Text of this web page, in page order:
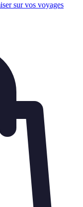
sur vos voyages